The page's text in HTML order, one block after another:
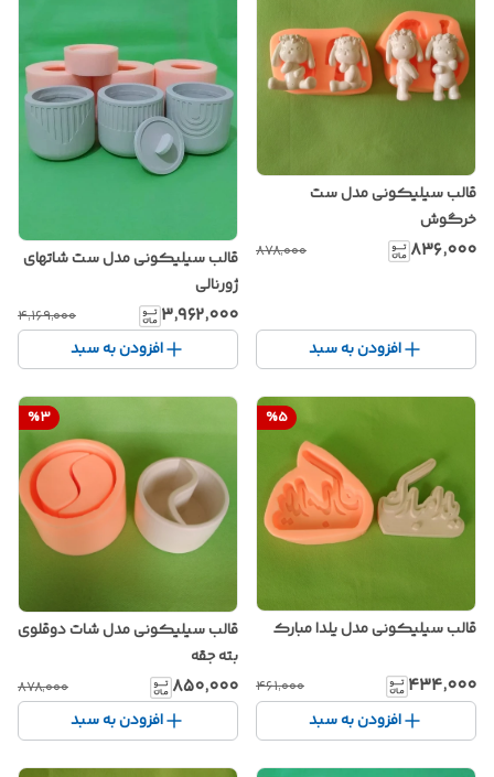
قالب سیلیکونی مدل ست
خرگوش
۸۳۶٬۰۰۰ ۸۷۸٬۰۰۰
افزودن به سبد
قالب سیلیکونی مدل ست شاتهای
ژورنالی
۳٬۹۶۲٬۰۰۰ ۴٬۱۶۹٬۰۰۰
افزودن به سبد
%5
قالب سیلیکونی مدل یلدا مبارک
۴۳۴٬۰۰۰ ۴۶۱٬۰۰۰
افزودن به سبد
%3
قالب سیلیکونی مدل شات دوقلوی
بته جقه
۸۵۰٬۰۰۰ ۸۷۸٬۰۰۰
افزودن به سبد